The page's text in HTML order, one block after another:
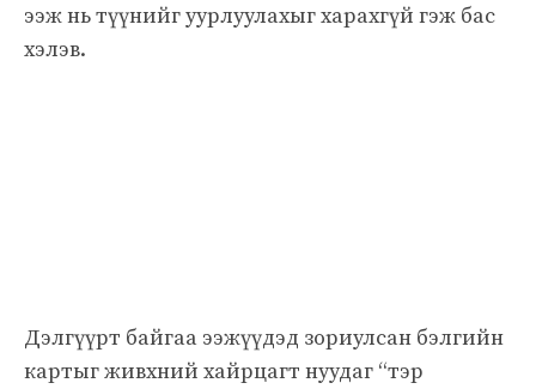
ээж нь түүнийг уурлуулахыг харахгүй гэж бас
хэлэв.
Дэлгүүрт байгаа ээжүүдэд зориулсан бэлгийн
картыг живхний хайрцагт нуудаг “тэр